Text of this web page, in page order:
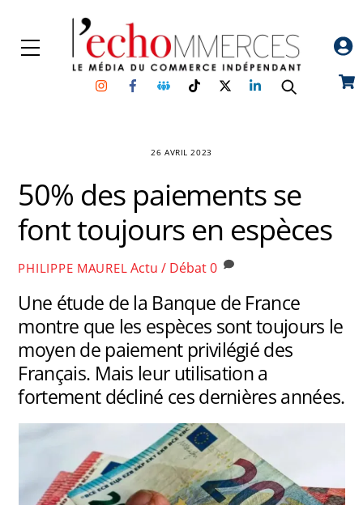
content
Menu
InstagramFacebookGroupe
Facebook
TikTokTwitterLinkedin
26 AVRIL 2023
50% des paiements se
font toujours en espèces
PHILIPPE MAUREL Actu / Débat0
Une étude de la Banque de France
montre que les espèces sont toujours le
moyen de paiement privilégié des
Français. Mais leur utilisation a
fortement décliné ces dernières années.